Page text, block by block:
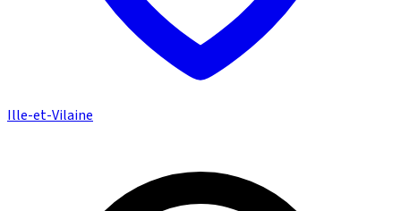
Ille-et-Vilaine